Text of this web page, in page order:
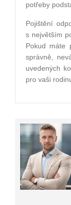
potřeby
Pojištění
s největším
Pokud máte
správně,
uvedených
pro vaši